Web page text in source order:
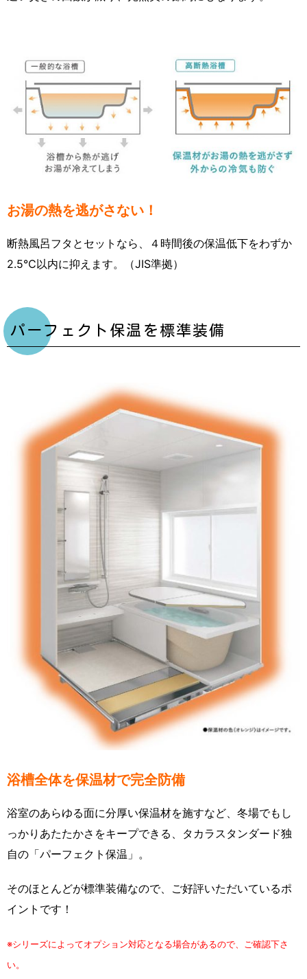
お湯の熱を逃がさない！
断熱風呂フタとセットなら、４時間後の保温低下をわずか
2.5℃以内に抑えます。（JIS準拠）
パーフェクト保温を標準装備
浴槽全体を保温材で完全防備
浴室のあらゆる面に分厚い保温材を施すなど、冬場でもし
っかりあたたかさをキープできる、タカラスタンダード独
自の「パーフェクト保温」。
そのほとんどが標準装備なので、ご好評いただいているポ
イントです！
※シリーズによってオプション対応となる場合があるので、ご確認下さ
い。